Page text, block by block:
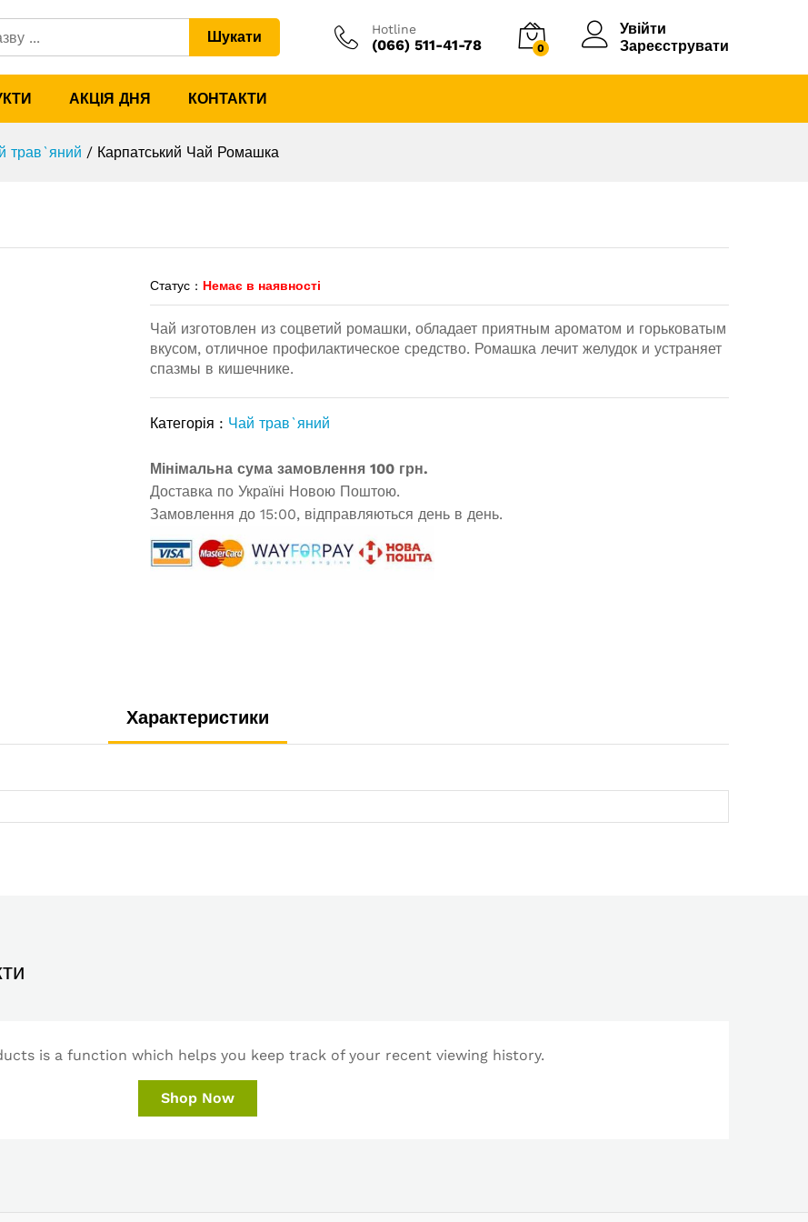
Шукати Hotline
(066) 511-41-78 0
Увійти
Зареєструвати
АКЦІЯ ДНЯ КОНТАКТИ
трав`яний / Карпатський Чай Ромашка
Статус : Немає в наявності
Чай изготовлен из соцветий ромашки, обладает приятным ароматом и горьковатым
вкусом, отличное профилактическое средство. Ромашка лечит желудок и устраняет
спазмы в кишечнике.
Категорія : Чай трав`яний
Мінімальна сума замовлення 100 грн.
Доставка по Україні Новою Поштою.
Замовлення до 15:00, відправляються день в день.
Характеристики
is a function which helps you keep track of your recent viewing history.
Shop Now